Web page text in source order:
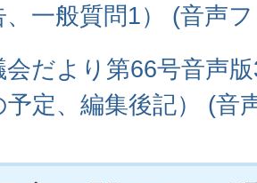
、一般質問1） (音声
会だより第66号音声
予定、編集後記） (音